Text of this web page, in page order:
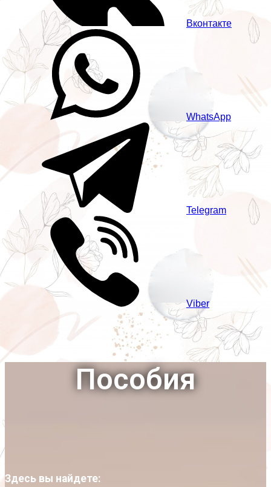
Вконтакте
WhatsApp
Telegram
Viber
Пособия
Здесь вы найдете: